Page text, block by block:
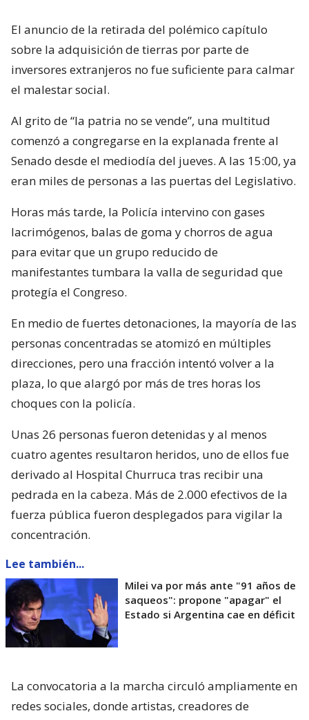
El anuncio de la retirada del polémico capítulo
sobre la adquisición de tierras por parte de
inversores extranjeros no fue suficiente para calmar
el malestar social.
Al grito de “la patria no se vende”, una multitud
comenzó a congregarse en la explanada frente al
Senado desde el mediodía del jueves. A las 15:00, ya
eran miles de personas a las puertas del Legislativo.
Horas más tarde, la Policía intervino con gases
lacrimógenos, balas de goma y chorros de agua
para evitar que un grupo reducido de
manifestantes tumbara la valla de seguridad que
protegía el Congreso.
En medio de fuertes detonaciones, la mayoría de las
personas concentradas se atomizó en múltiples
direcciones, pero una fracción intentó volver a la
plaza, lo que alargó por más de tres horas los
choques con la policía.
Unas 26 personas fueron detenidas y al menos
cuatro agentes resultaron heridos, uno de ellos fue
derivado al Hospital Churruca tras recibir una
pedrada en la cabeza. Más de 2.000 efectivos de la
fuerza pública fueron desplegados para vigilar la
concentración.
Lee también...
Milei va por más ante "91 años de
saqueos": propone "apagar" el
Estado si Argentina cae en déficit
La convocatoria a la marcha circuló ampliamente en
redes sociales, donde artistas, creadores de